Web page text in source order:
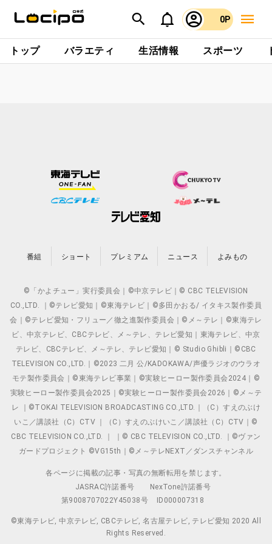
0P
トップ バラエティ 生活情報 スポーツ
番組 ショート プレミアム ニュース よみもの
©「かよチュー」実行委員会｜©中京テレビ｜© CBC TELEVISION
CO.,LTD. ｜©テレビ愛知｜©東海テレビ｜©多田かおる/ イタキス製作委員
会｜©テレビ愛知・フリュー／徹之進製作委員会｜©メ～テレ｜©東海テレ
ビ、中京テレビ、CBCテレビ、メ～テレ、テレビ愛知｜東海テレビ、中京
テレビ、CBCテレビ、メ～テレ、テレビ愛知｜© Studio Ghibli｜©CBC
TELEVISION CO.,LTD.｜©2023 二月 公/KADOKAWA/声優ラジオのウラオ
モテ製作委員会｜©東海テレビ事業｜©実験ヒーロー製作委員会2024｜©
実験ヒーロー製作委員会2025｜©実験ヒーロー製作委員会2026｜©メ～テ
レ ｜©TOKAI TELEVISION BROADCASTING CO.,LTD.｜（C）すえのぶけ
いこ／講談社（C）CTV ｜（C）すえのぶけいこ／講談社（C）CTV｜©
CBC TELEVISION CO.,LTD. ｜ ｜© CBC TELEVISION CO.,LTD. ｜©ヴァン
ガードプロジェクト ©VG15th｜©メ～テレNEXT／ダンスチャンネル
各ページに掲載の記事・写真の無断転用を禁じます。
JASRAC許諾番号
NexTone許諾番号
第9008707022Y45038号
ID000007318
©東海テレビ, 中京テレビ, CBCテレビ, 名古屋テレビ, テレビ愛知 2020 All
Rights Reserved.